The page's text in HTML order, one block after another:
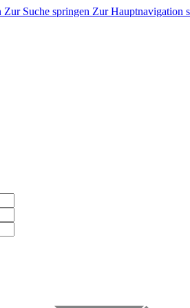
Zur Suche springen Zur Hauptnavigation